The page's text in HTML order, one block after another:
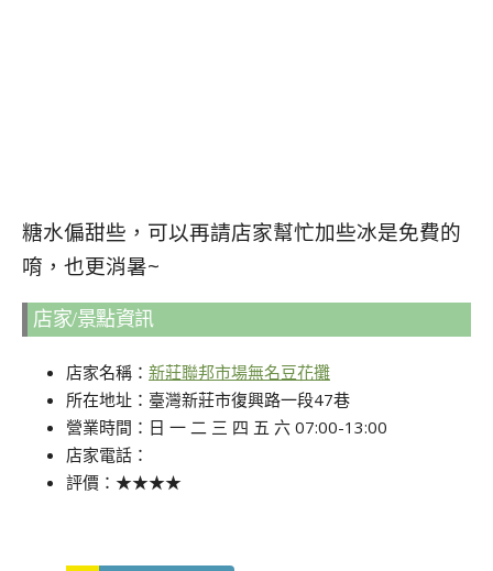
糖水偏甜些，可以再請店家幫忙加些冰是免費的
唷，也更消暑~
店家/景點資訊
店家名稱： 新莊聯邦市場無名豆花攤
所在地址：臺灣新莊市復興路一段47巷
營業時間：日 一 二 三 四 五 六 07:00-13:00
店家電話：
評價：★★★★